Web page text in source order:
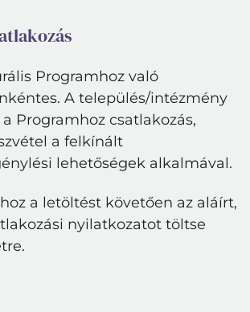
Programhoz való
A település/intézmény
Programhoz csatlakozás,
a felkínált
lehetőségek alkalmával.
a letöltést követően az aláírt,
nyilatkozatot töltse